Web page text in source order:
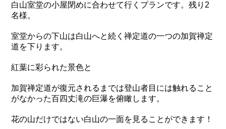
白山室堂の小屋閉めに合わせて行くプランです。残り2
名様。
室堂からの下山は白山へと続く禅定道の一つの加賀禅定
道を下ります。
紅葉に彩られた景色と
加賀禅定道が復元されるまでは登山者目には触れること
がなかった百四丈滝の巨瀑を俯瞰します。
花の山だけではない白山の一面を見ることができます！